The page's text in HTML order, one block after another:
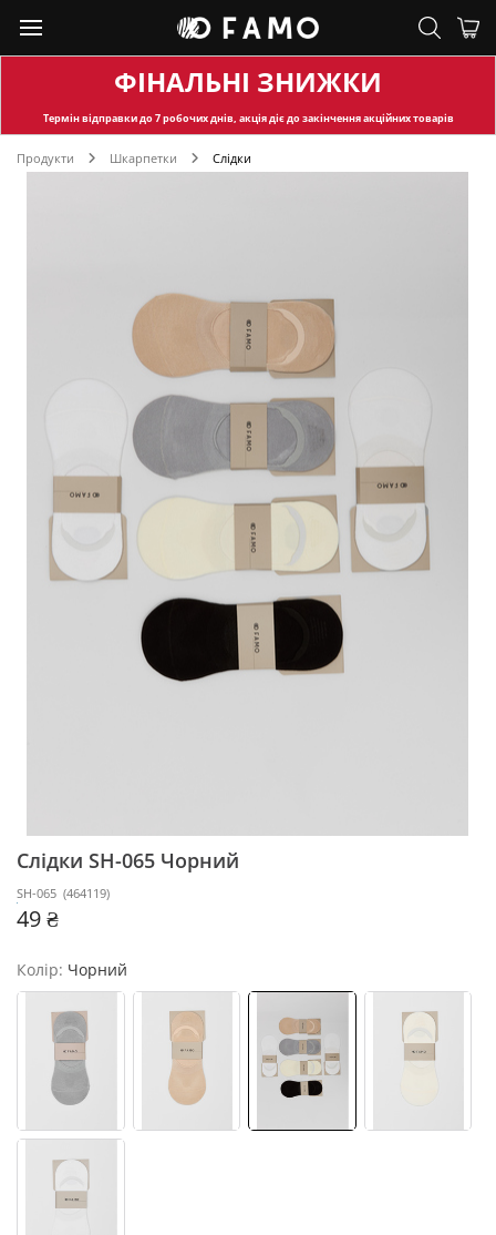
ФІНАЛЬНІ ЗНИЖКИ
Термін відправкидо 7 робочих днів, акція діє до закінчення акційних товарів
Продукти Шкарпетки Слідки
Слідки SH-065 Чорний
SH-065 (464119)
49 ₴
Колір: Чорний